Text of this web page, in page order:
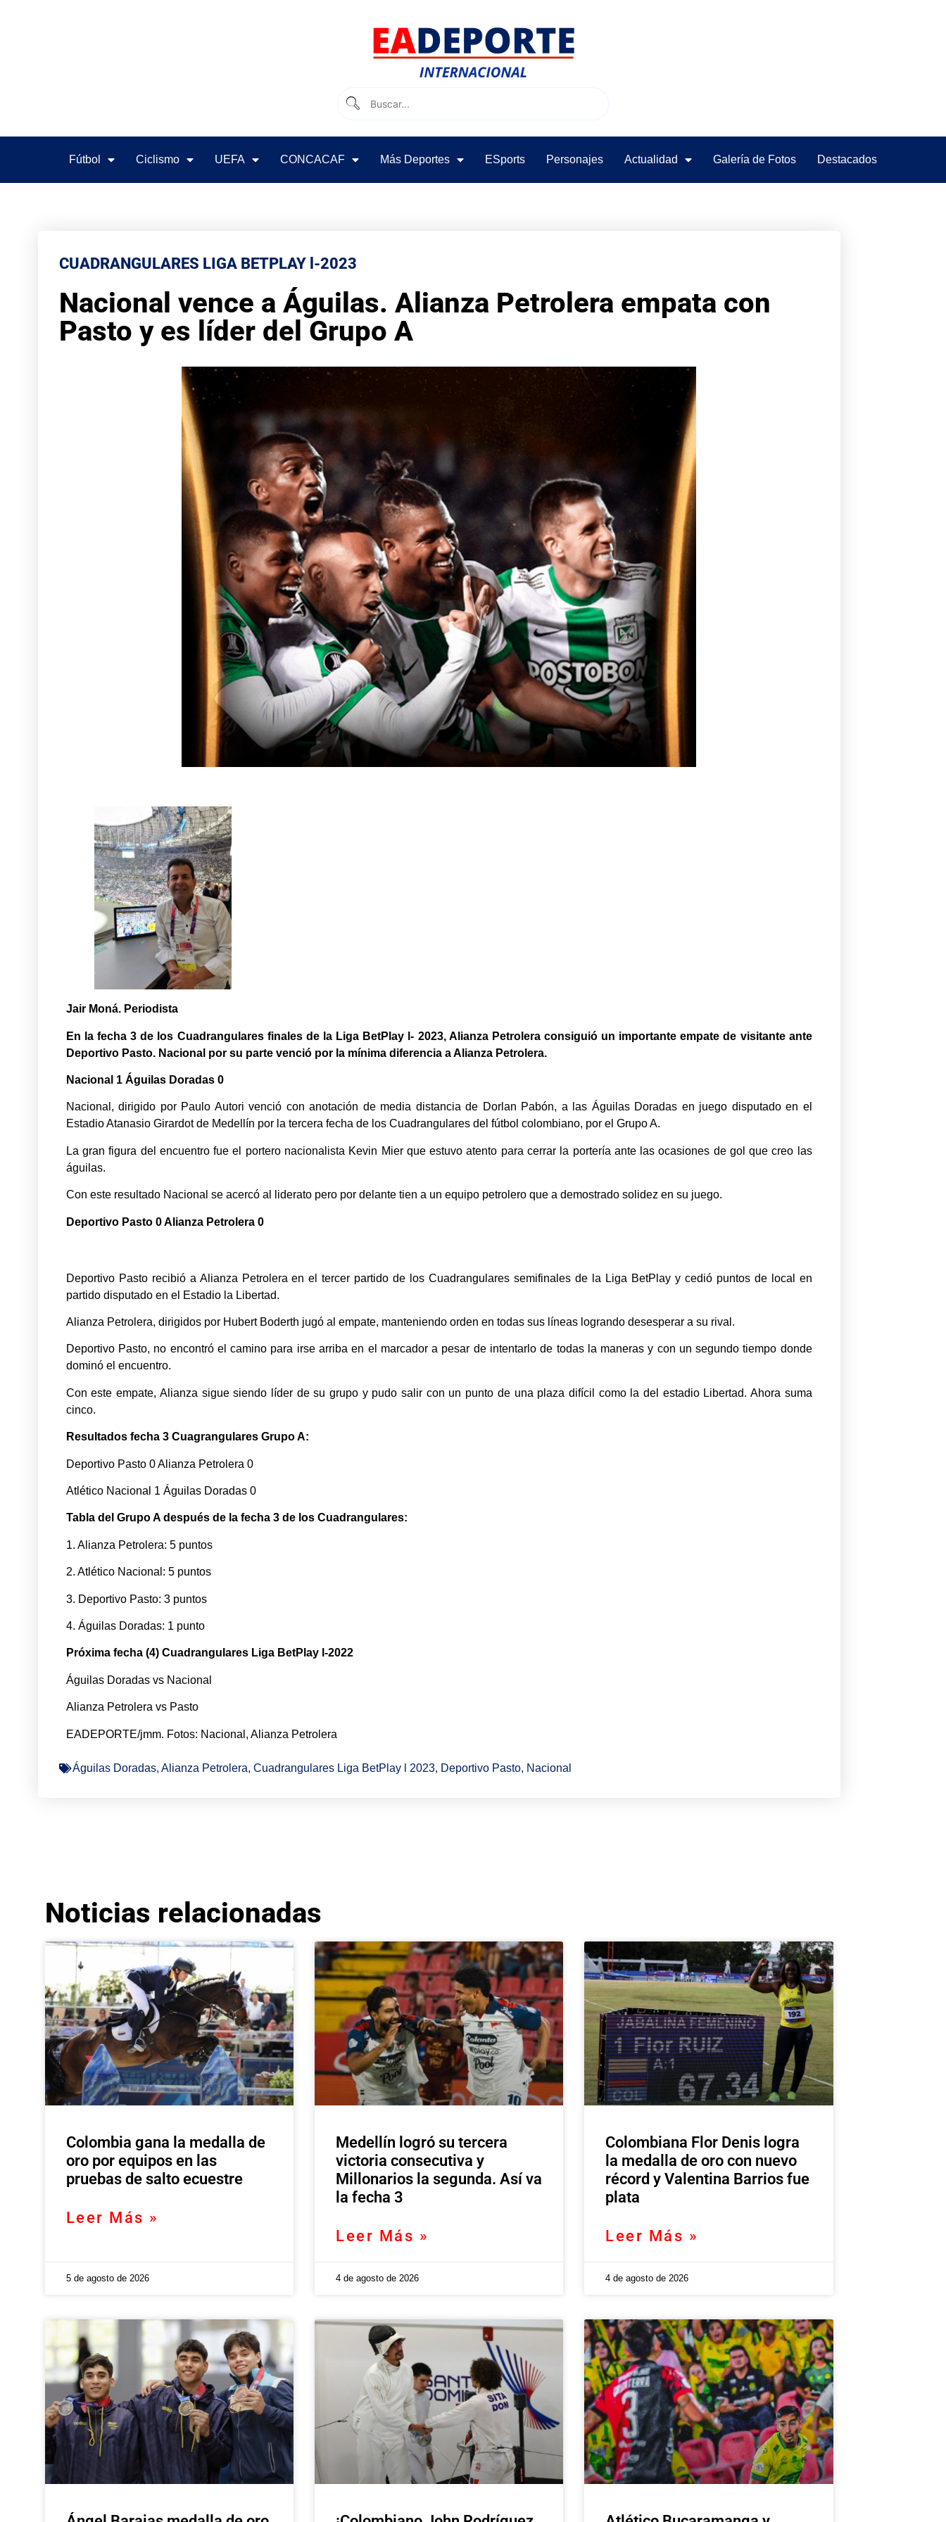
Fútbol Ciclismo UEFA CONCACAF Más Deportes ESports Personajes Actualidad Galería de Fotos Destacados
CUADRANGULARES LIGA BETPLAY l-2023
Nacional vence a Águilas. Alianza Petrolera empata con
Pasto y es líder del Grupo A
Jair Moná. Periodista
En la fecha 3 de los Cuadrangulares finales de la Liga BetPlay l- 2023, Alianza Petrolera consiguió un importante empate de visitante ante
Deportivo Pasto. Nacional por su parte venció por la mínima diferencia a Alianza Petrolera.
Nacional 1 Águilas Doradas 0
Nacional, dirigido por Paulo Autori venció con anotación de media distancia de Dorlan Pabón, a las Águilas Doradas en juego disputado en el
Estadio Atanasio Girardot de Medellín por la tercera fecha de los Cuadrangulares del fútbol colombiano, por el Grupo A.
La gran figura del encuentro fue el portero nacionalista Kevin Mier que estuvo atento para cerrar la portería ante las ocasiones de gol que creo las
águilas.
Con este resultado Nacional se acercó al liderato pero por delante tien a un equipo petrolero que a demostrado solidez en su juego.
Deportivo Pasto 0 Alianza Petrolera 0
Deportivo Pasto recibió a Alianza Petrolera en el tercer partido de los Cuadrangulares semifinales de la Liga BetPlay y cedió puntos de local en
partido disputado en el Estadio la Libertad.
Alianza Petrolera, dirigidos por Hubert Boderth jugó al empate, manteniendo orden en todas sus líneas logrando desesperar a su rival.
Deportivo Pasto, no encontró el camino para irse arriba en el marcador a pesar de intentarlo de todas la maneras y con un segundo tiempo donde
dominó el encuentro.
Con este empate, Alianza sigue siendo líder de su grupo y pudo salir con un punto de una plaza difícil como la del estadio Libertad. Ahora suma
cinco.
Resultados fecha 3 Cuagrangulares Grupo A:
Deportivo Pasto 0 Alianza Petrolera 0
Atlético Nacional 1 Águilas Doradas 0
Tabla del Grupo A después de la fecha 3 de los Cuadrangulares:
1. Alianza Petrolera: 5 puntos
2. Atlético Nacional: 5 puntos
3. Deportivo Pasto: 3 puntos
4. Águilas Doradas: 1 punto
Próxima fecha (4) Cuadrangulares Liga BetPlay l-2022
Águilas Doradas vs Nacional
Alianza Petrolera vs Pasto
EADEPORTE/jmm. Fotos: Nacional, Alianza Petrolera
Águilas Doradas, Alianza Petrolera, Cuadrangulares Liga BetPlay l 2023, Deportivo Pasto, Nacional
Noticias relacionadas
Colombia gana la medalla de
oro por equipos en las
pruebas de salto ecuestre
Leer Más »
5 de agosto de 2026
Medellín logró su tercera
victoria consecutiva y
Millonarios la segunda. Así va
la fecha 3
Leer Más »
4 de agosto de 2026
Colombiana Flor Denis logra
la medalla de oro con nuevo
récord y Valentina Barrios fue
plata
Leer Más »
4 de agosto de 2026